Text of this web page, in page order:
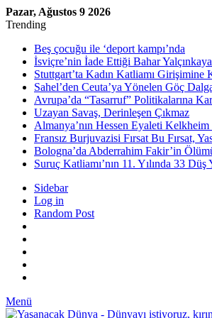
Pazar, Ağustos 9 2026
Trending
Beş çocuğu ile ‘deport kampı’nda
İsviçre’nin İade Ettiği Bahar
Stuttgart’ta Kadın Katliamı Girişimine
Sahel’den Ceuta’ya Yönelen Göç
Avrupa’da “Tasarruf” Politikalarına
Uzayan Savaş, Derinleşen Çıkmaz
Almanya’nın Hessen Eyaleti
Fransız Burjuvazisi Fırsat Bu Fırsat,
Bologna’da Abderrahim Fakir’in
Suruç Katliamı’nın 11. Yılında 33
Sidebar
Log in
Random Post
Menü